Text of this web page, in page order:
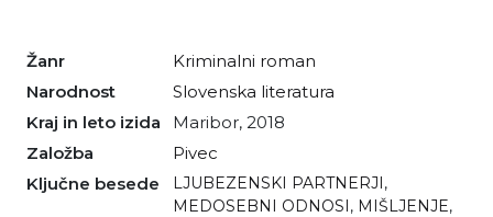
Žanr
kriminalni roman
Narodnost
slovenska literatura
Kraj in leto izida
Maribor, 2018
Založba
Pivec
Ključne besede
LJUBEZENSKI PARTNERJI,
MEDOSEBNI ODNOSI, MIŠLJENJE,